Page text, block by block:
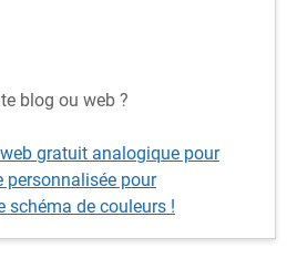
blog ou web ?
gratuit analogique pour
personnalisée pour
schéma de couleurs !